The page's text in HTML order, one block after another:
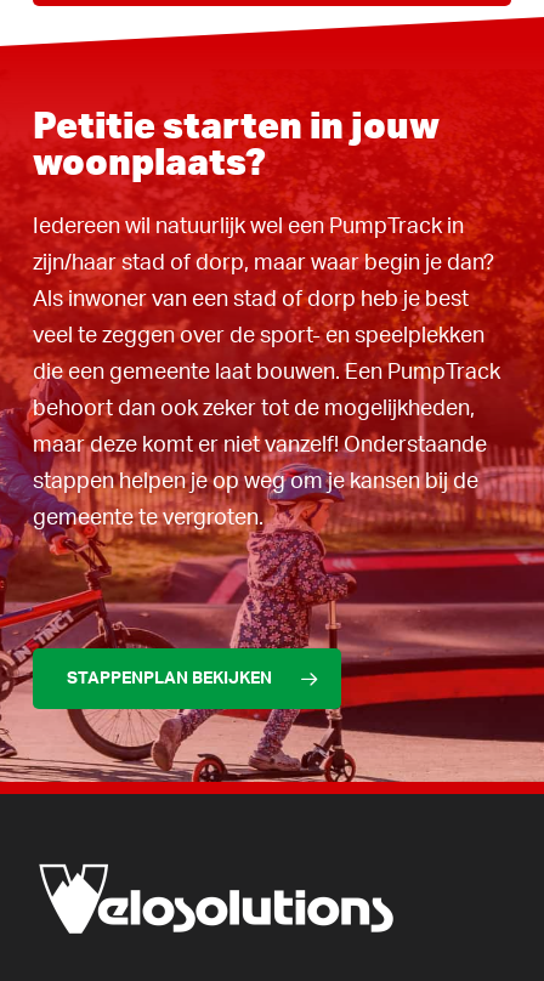
Petitie starten in jouw
woonplaats?
Iedereen wil natuurlijk wel een PumpTrack in
zijn/haar stad of dorp, maar waar begin je dan?
Als inwoner van een stad of dorp heb je best
veel te zeggen over de sport- en speelplekken
die een gemeente laat bouwen. Een PumpTrack
behoort dan ook zeker tot de mogelijkheden,
maar deze komt er niet vanzelf! Onderstaande
stappen helpen je op weg om je kansen bij de
gemeente te vergroten.
STAPPENPLAN BEKIJKEN